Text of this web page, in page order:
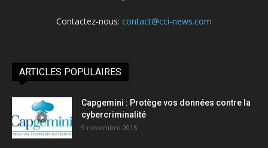
Contactez-nous: contact@cci-news.com
ARTICLES POPULAIRES
Capgemini : Protège vos données contre la
cybercriminalité
9 novembre 2015